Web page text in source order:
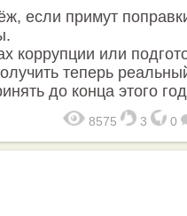
если примут
коррупции или
теперь
до конца этого
8575 3 0